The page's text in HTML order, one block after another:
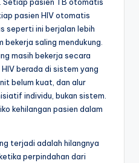
Setiap pasien TB otomatis
pasien HIV otomatis
seperti ini berjalan lebih
bekerja saling mendukung.
masih bekerja secara
berada di sistem yang
belum kuat, dan alur
individu, bukan sistem.
kehilangan pasien dalam
terjadi adalah hilangnya
perpindahan dari